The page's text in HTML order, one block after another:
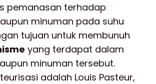
pemanasan terhadap
minuman pada suhu
tujuan untuk membunuh
yang terdapat dalam
minuman tersebut.
adalah Louis Pasteur,